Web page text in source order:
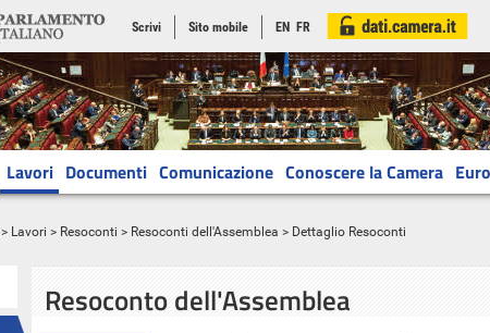
Scrivi Sito mobile EN FR
Lavori Documenti Comunicazione Conoscere la Camera
> Lavori > Resoconti > Resoconti dell'Assemblea > Dettaglio Resoconti
Resoconto dell'Assemblea